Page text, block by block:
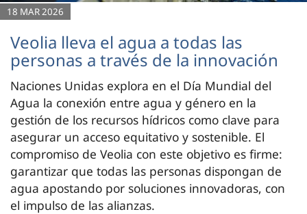
18 MAR 2026
Veolia lleva el agua a todas las
personas a través de la innovación
Naciones Unidas explora en el Día Mundial del
Agua la conexión entre agua y género en la
gestión de los recursos hídricos como clave para
asegurar un acceso equitativo y sostenible. El
compromiso de Veolia con este objetivo es firme:
garantizar que todas las personas dispongan de
agua apostando por soluciones innovadoras, con
el impulso de las alianzas.